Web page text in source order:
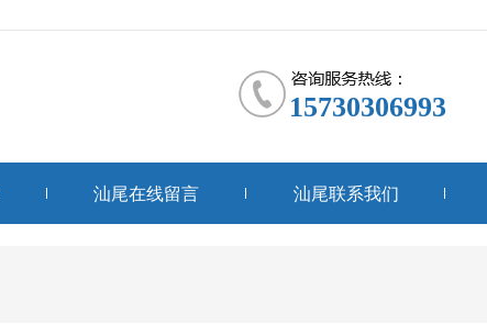
15730306993
汕尾在线留言 汕尾联系我们